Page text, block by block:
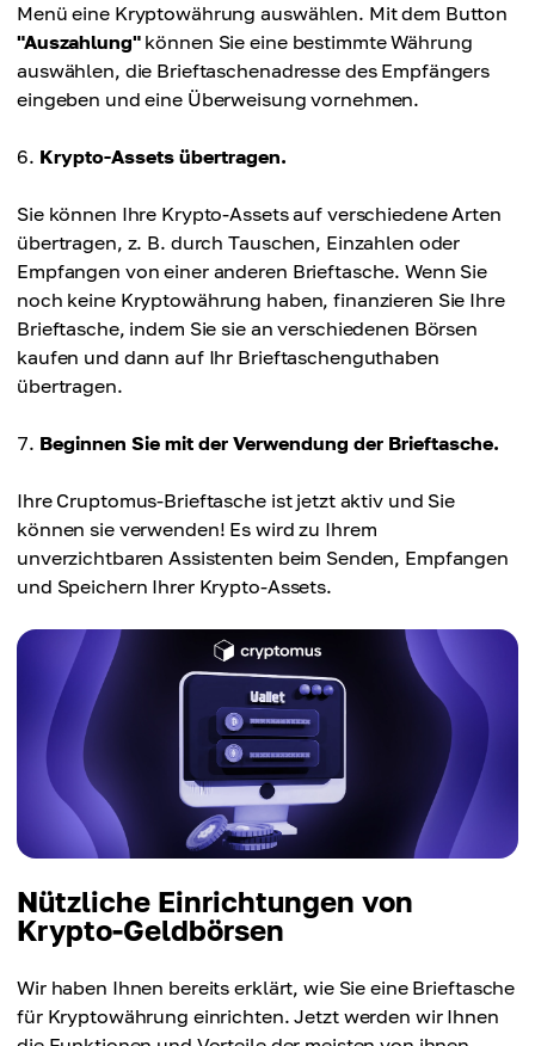
Menü eine Kryptowährung auswählen. Mit dem Button
"Auszahlung"können Sie eine bestimmte Währung
auswählen, die Brieftaschenadresse des Empfängers
eingeben und eine Überweisung vornehmen.
Krypto-Assets übertragen.
Sie können Ihre Krypto-Assets auf verschiedene Arten
übertragen, z. B. durch Tauschen, Einzahlen oder
Empfangen von einer anderen Brieftasche. Wenn Sie
noch keine Kryptowährung haben, finanzieren Sie Ihre
Brieftasche, indem Sie sie an verschiedenen Börsen
kaufen und dann auf Ihr Brieftaschenguthaben
übertragen.
Beginnen Sie mit der Verwendung der Brieftasche.
Ihre Cruptomus-Brieftasche ist jetzt aktiv und Sie
können sie verwenden! Es wird zu Ihrem
unverzichtbaren Assistenten beim Senden, Empfangen
und Speichern Ihrer Krypto-Assets.
Nützliche Einrichtungen von
Krypto-Geldbörsen
Wir haben Ihnen bereits erklärt, wie Sie eine Brieftasche
für Kryptowährung einrichten. Jetzt werden wir Ihnen